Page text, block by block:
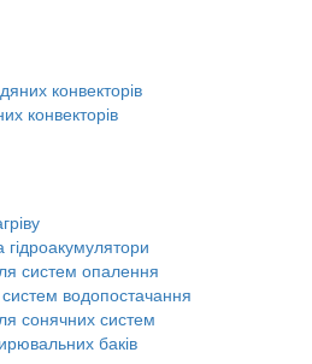
конвекторів
конвекторів
систем опалення
водопостачання
сонячних систем
баків